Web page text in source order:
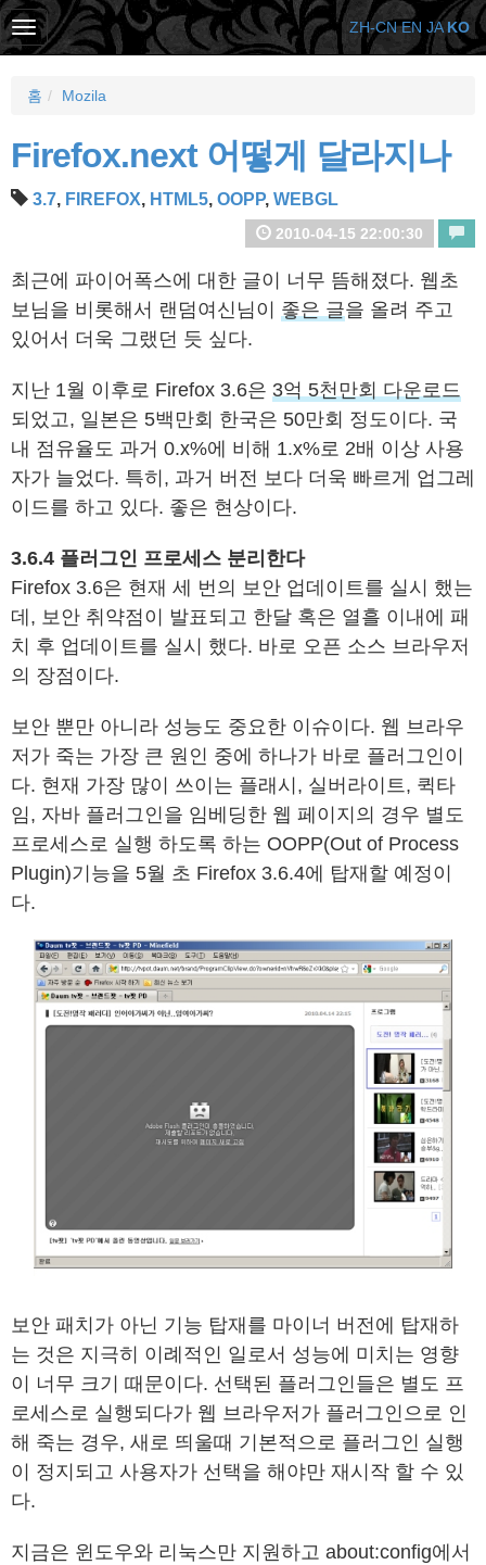
홈 Mozila
Firefox.next 어떻게 달라지나
3.7, FIREFOX, HTML5, OOPP, WEBGL
2010-04-15 22:00:30
최근에 파이어폭스에 대한 글이 너무 뜸해졌다. 웹초
보님을 비롯해서 랜덤여신님이 좋은 글을 올려 주고
있어서 더욱 그랬던 듯 싶다.
지난 1월 이후로 Firefox 3.6은 3억 5천만회 다운로드
되었고, 일본은 5백만회 한국은 50만회 정도이다. 국
내 점유율도 과거 0.x%에 비해 1.x%로 2배 이상 사용
자가 늘었다. 특히, 과거 버전 보다 더욱 빠르게 업그레
이드를 하고 있다. 좋은 현상이다.
3.6.4 플러그인 프로세스 분리한다
Firefox 3.6은 현재 세 번의 보안 업데이트를 실시 했는
데, 보안 취약점이 발표되고 한달 혹은 열흘 이내에 패
치 후 업데이트를 실시 했다. 바로 오픈 소스 브라우저
의 장점이다.
보안 뿐만 아니라 성능도 중요한 이슈이다. 웹 브라우
저가 죽는 가장 큰 원인 중에 하나가 바로 플러그인이
다. 현재 가장 많이 쓰이는 플래시, 실버라이트, 퀵타
임, 자바 플러그인을 임베딩한 웹 페이지의 경우 별도
프로세스로 실행 하도록 하는 OOPP(Out of Process
Plugin)기능을 5월 초 Firefox 3.6.4에 탑재할 예정이
다.
보안 패치가 아닌 기능 탑재를 마이너 버전에 탑재하
는 것은 지극히 이례적인 일로서 성능에 미치는 영향
이 너무 크기 때문이다. 선택된 플러그인들은 별도 프
로세스로 실행되다가 웹 브라우저가 플러그인으로 인
해 죽는 경우, 새로 띄울때 기본적으로 플러그인 실행
이 정지되고 사용자가 선택을 해야만 재시작 할 수 있
다.
지금은 윈도우와 리눅스만 지원하고 about:config에서
ZH-CN EN JA KO